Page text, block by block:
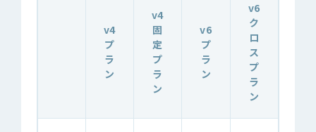
v4
プ
ラ
ン
v4
固
定
プ
ラ
ン
v6
プ
ラ
ン
v6
ク
ロ
ス
プ
ラ
ン